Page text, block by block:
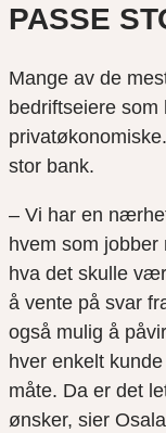
PASSE
Mange av de
bedriftseiere
stor bank.
– Vi har en
hvem som
hva det skulle
å vente på svar
også mulig å
hver enkelt
måte. Da er det
ønsker, sier